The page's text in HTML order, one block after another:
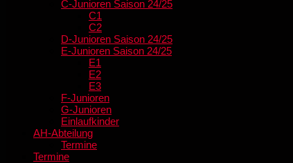
C-Junioren Saison 24/25
C1
C2
D-Junioren Saison 24/25
E-Junioren Saison 24/25
E1
E2
E3
F-Junioren
G-Junioren
Einlaufkinder
AH-Abteilung
Termine
Termine